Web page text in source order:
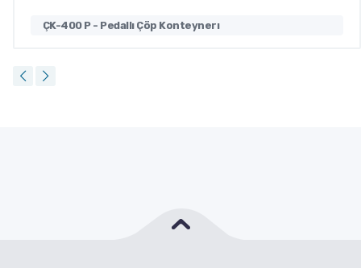
ÇK-400 P - Pedallı Çöp Konteynerı